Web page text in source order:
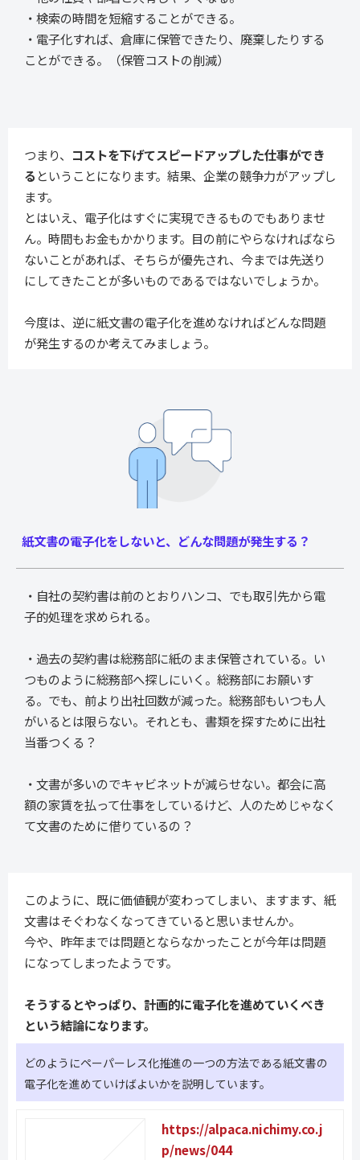
・検索の時間を短縮することができる。
・電子化すれば、倉庫に保管できたり、廃棄したりする
ことができる。（保管コストの削減）
つまり、 コストを下げてスピードアップした仕事ができ
る ということになります。結果、企業の競争力がアップし
ます。
とはいえ、電子化はすぐに実現できるものでもありませ
ん。時間もお金もかかります。目の前にやらなければなら
ないことがあれば、そちらが優先され、今までは先送り
にしてきたことが多いものであるではないでしょうか。
今度は、逆に紙文書の電子化を進めなければどんな問題
が発生するのか考えてみましょう。
紙文書の電子化をしないと、どんな問題が発生する？
・自社の契約書は前のとおりハンコ、でも取引先から電
子的処理を求められる。
・過去の契約書は総務部に紙のまま保管されている。い
つものように総務部へ探しにいく。総務部にお願いす
る。でも、前より出社回数が減った。総務部もいつも人
がいるとは限らない。それとも、書類を探すために出社
当番つくる？
・文書が多いのでキャビネットが減らせない。都会に高
額の家賃を払って仕事をしているけど、人のためじゃなく
て文書のために借りているの？
このように、既に価値観が変わってしまい、ますます、紙
文書はそぐわなくなってきていると思いませんか。
今や、昨年までは問題とならなかったことが今年は問題
になってしまったようです。
そうするとやっぱり、計画的に電子化を進めていくべき
という結論になります。
どのようにペーパーレス化推進の一つの方法である紙文書の
電子化を進めていけばよいかを説明しています。
https://alpaca.nichimy.co.j
p/news/044